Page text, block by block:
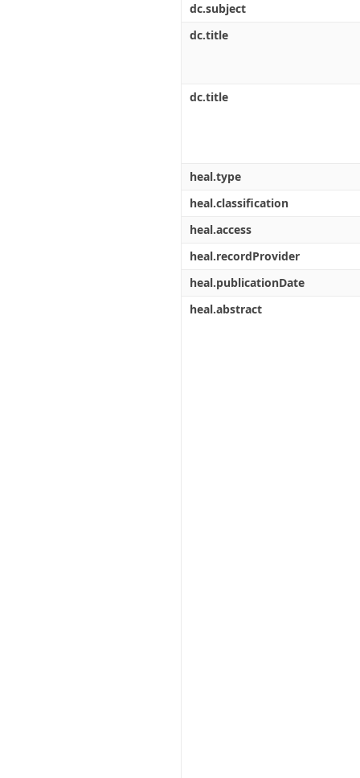
dc.subject
dc.title
dc.title
heal.type
heal.classification
heal.access
heal.recordProvider
heal.publicationDate
heal.abstract